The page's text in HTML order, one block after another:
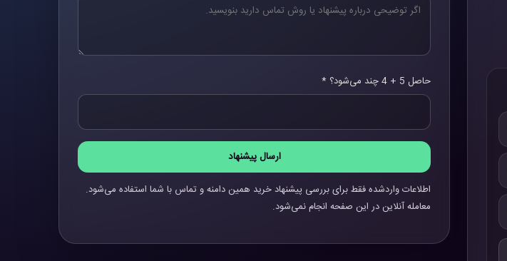
حاصل 5 + 4 چند می‌شود؟ *
ارسال پیشنهاد
اطلاعات واردشده فقط برای بررسی پیشنهاد خرید همین دامنه و تماس با شما استفاده می‌شود.
معامله آنلاین در این صفحه انجام نمی‌شود.